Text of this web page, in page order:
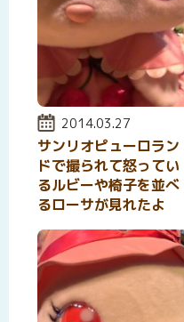
投稿日:
2014.03.27
サンリオピューロラン
ドで撮られて怒ってい
るルビーや椅子を並べ
るローサが見れたよ